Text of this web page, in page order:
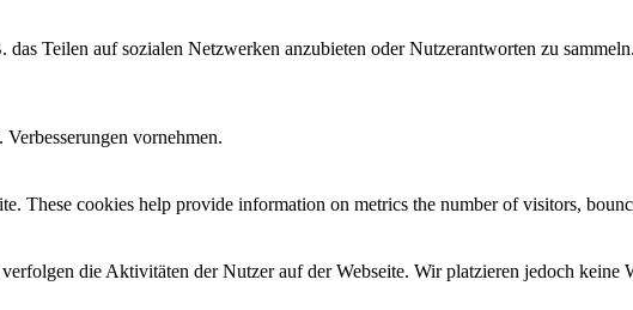
Teilen auf sozialen Netzwerken anzubieten oder Nutzerantworten zu
vornehmen.
These cookies help provide information on metrics the number of visitors,
die Aktivitäten der Nutzer auf der Webseite. Wir platzieren jedoch keine